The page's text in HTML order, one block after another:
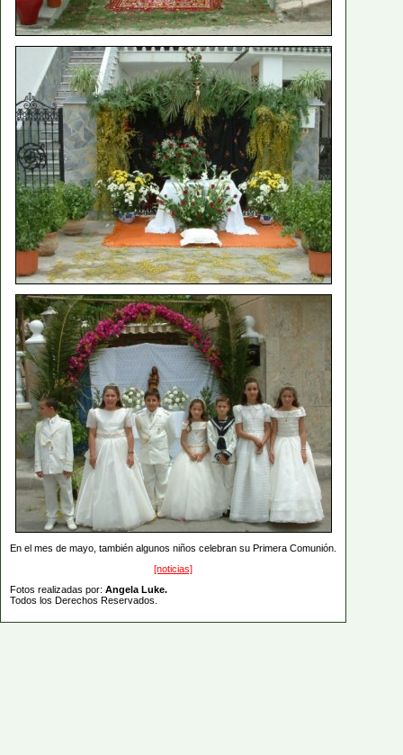
En el mes de mayo, también algunos niños celebran su Primera Comunión.
[noticias]
Fotos realizadas por: Angela Luke.
Todos los Derechos Reservados.